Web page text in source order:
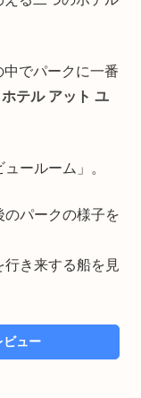
でパークに一番
テル アット ユ
ールーム」。
のパークの様子を
行き来する船を見
ビュー